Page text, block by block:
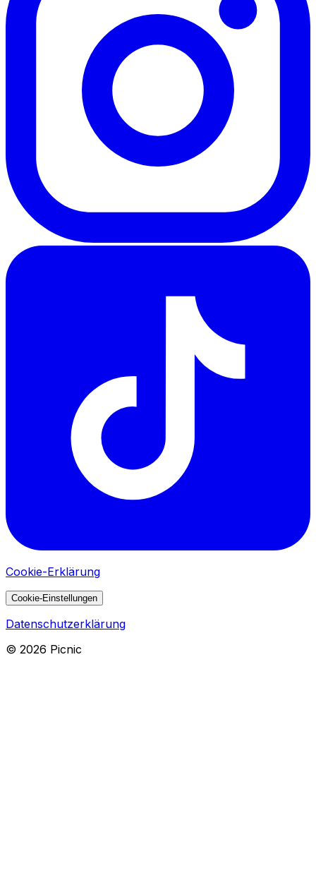
Cookie-Erklärung
Cookie-Einstellungen
Datenschutzerklärung
© 2026 Picnic